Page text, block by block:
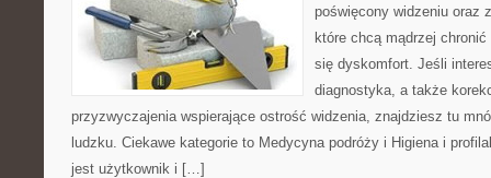
poświęcony widzeniu oraz
które chcą mądrzej
się dyskomfort. Jeśli
diagnostyka, a także
przyzwyczajenia wspierające ostrość widzenia, znajdziesz tu
ludzku. Ciekawe kategorie to Medycyna podróży i Higiena i
jest użytkownik i […]